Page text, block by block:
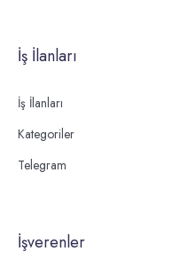
İş İlanları
İş İlanları
Kategoriler
Telegram
İşverenler